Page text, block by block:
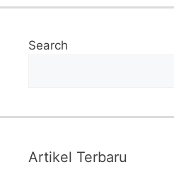
Search
Artikel Terbaru